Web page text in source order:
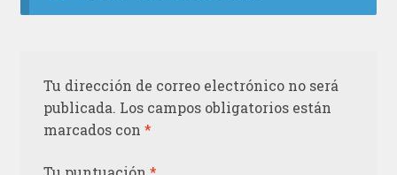
Tu dirección de correo electrónico no será
publicada. Los campos obligatorios están
marcados con *